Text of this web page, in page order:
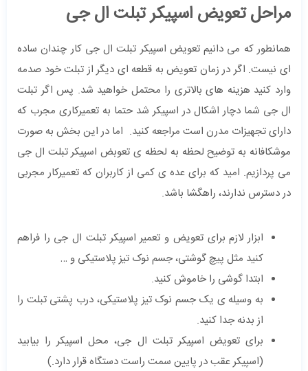
مراحل تعویض اسپیکر تبلت ال جی
همانطور که می دانیم تعویض اسپیکر تبلت ال جی کار چندان ساده
ای نیست. اگر در زمان تعویض به قطعه ای دیگر از تبلت خود صدمه
وارد کنید هزینه های بالاتری را محتمل خواهید شد. پس اگر تبلت
ال جی شما دچار اشکال در اسپیکر شد حتما به تعمیرکاری مجرب که
دارای تجهیزات مدرن است مراجعه کنید. اما در این بخش به صورت
موشکافانه به توضیح لحظه به لحظه ی تعوبض اسپیکر تبلت ال جی
می پردازیم. امید که برای عده ی کمی از کاربران که تعمیرکار مجربی
در دسترس ندارند، راهگشا باشد.
ابزار لازم برای تعویض و تعمیر اسپیکر تبلت ال جی را فراهم
کنید مثل پیچ گوشتی، جسم نوک تیز پلاستیکی و …
ابتدا گوشی را خاموش کنید.
به وسیله ی یک جسم نوک تیز پلاستیکی، درب پشتی تبلت را
از بدنه جدا کنید.
برای تعویض اسپیکر تبلت ال جی، محل اسپیکر را بیابید
(اسپیکر عقب در پایین سمت راست دستگاه قرار دارد.)